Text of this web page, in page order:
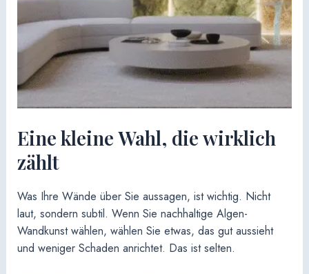
Eine kleine Wahl, die wirklich
zählt
Was Ihre Wände über Sie aussagen, ist wichtig. Nicht
laut, sondern subtil. Wenn Sie nachhaltige Algen-
Wandkunst wählen, wählen Sie etwas, das gut aussieht
und weniger Schaden anrichtet. Das ist selten.